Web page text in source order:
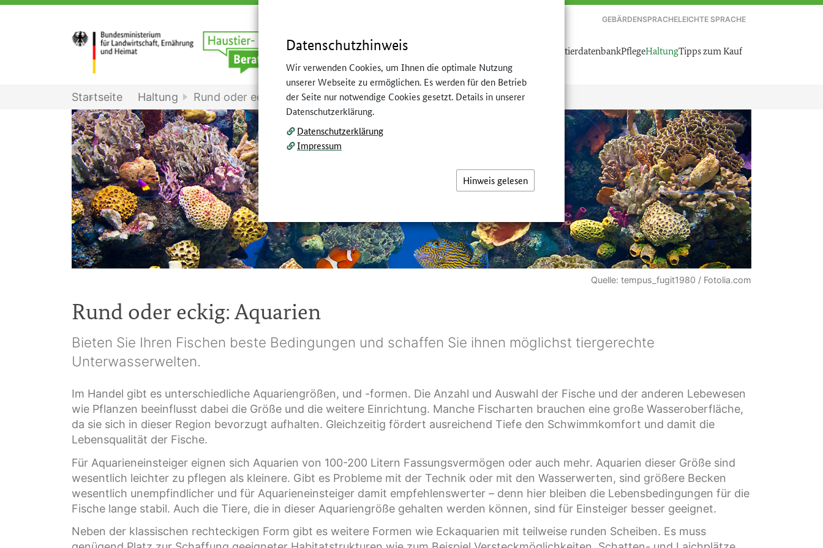
GEBÄRDENSPRACHELEICHTE SPRACHE
HaustierdatenbankPflegeHaltungTipps zum Kauf
Startseite Haltung Rund oder eckig: Aquarien
Quelle: tempus_fugit1980 / Fotolia.com
Rund oder eckig: Aquarien
Bieten Sie Ihren Fischen beste Bedingungen und schaffen Sie ihnen möglichst tiergerechte
Unterwasserwelten.
Im Handel gibt es unterschiedliche Aquariengrößen, und -formen. Die Anzahl und Auswahl der Fische und der anderen Lebewesen
wie Pflanzen beeinflusst dabei die Größe und die weitere Einrichtung. Manche Fischarten brauchen eine große Wasseroberfläche,
da sie sich in dieser Region bevorzugt aufhalten. Gleichzeitig fördert ausreichend Tiefe den Schwimmkomfort und damit die
Lebensqualität der Fische.
Für Aquarieneinsteiger eignen sich Aquarien von 100-200 Litern Fassungsvermögen oder auch mehr. Aquarien dieser Größe sind
wesentlich leichter zu pflegen als kleinere. Gibt es Probleme mit der Technik oder mit den Wasserwerten, sind größere Becken
wesentlich unempfindlicher und für Aquarieneinsteiger damit empfehlenswerter – denn hier bleiben die Lebensbedingungen für die
Fische lange stabil. Auch die Tiere, die in dieser Aquariengröße gehalten werden können, sind für Einsteiger besser geeignet.
Neben der klassischen rechteckigen Form gibt es weitere Formen wie Eckaquarien mit teilweise runden Scheiben. Es muss
Datenschutzhinweis
Wir verwenden Cookies, um Ihnen die optimale Nutzung
unserer Webseite zu ermöglichen. Es werden für den Betrieb
der Seite nur notwendige Cookies gesetzt. Details in unserer
Datenschutzerklärung.
Datenschutzerklärung
Impressum
Hinweis gelesen